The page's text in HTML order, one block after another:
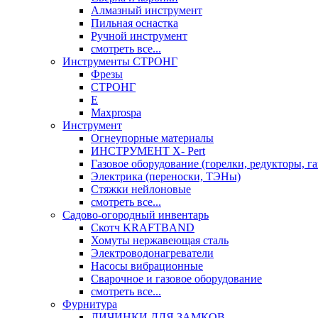
Алмазный инструмент
Пильная оснастка
Ручной инструмент
смотреть все...
Инструменты СТРОНГ
Фрезы
СТРОНГ
Е
Maxprospa
Инструмент
Огнеупорные материалы
ИНСТРУМЕНТ X- Pert
Газовое оборудование (горелки, редукторы,
Электрика (переноски, ТЭНы)
Стяжки нейлоновые
смотреть все...
Садово-огородный инвентарь
Скотч KRAFTBAND
Хомуты нержавеющая сталь
Электроводонагреватели
Насосы вибрационные
Сварочное и газовое оборудование
смотреть все...
Фурнитура